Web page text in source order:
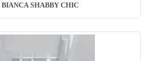
BIANCA SHABBY CHIC